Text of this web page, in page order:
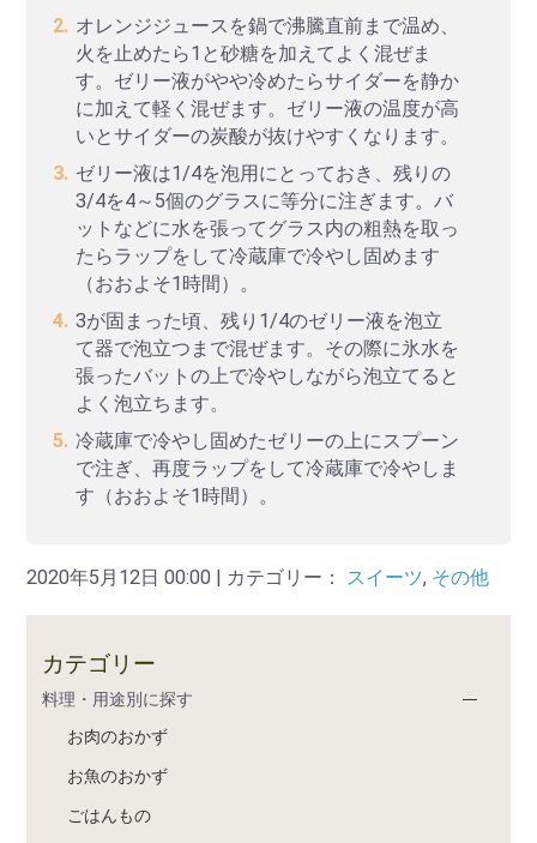
オレンジジュースを鍋で沸騰直前まで温め、
火を止めたら1と砂糖を加えてよく混ぜま
す。ゼリー液がやや冷めたらサイダーを静か
に加えて軽く混ぜます。ゼリー液の温度が高
いとサイダーの炭酸が抜けやすくなります。
ゼリー液は1/4を泡用にとっておき、残りの
3/4を4～5個のグラスに等分に注ぎます。バ
ットなどに水を張ってグラス内の粗熱を取っ
たらラップをして冷蔵庫で冷やし固めます
（おおよそ1時間）。
3が固まった頃、残り1/4のゼリー液を泡立
て器で泡立つまで混ぜます。その際に氷水を
張ったバットの上で冷やしながら泡立てると
よく泡立ちます。
冷蔵庫で冷やし固めたゼリーの上にスプーン
で注ぎ、再度ラップをして冷蔵庫で冷やしま
す（おおよそ1時間）。
2020年5月12日 00:00 | カテゴリー： スイーツ, その他
カテゴリー
料理・用途別に探す
お肉のおかず
お魚のおかず
ごはんもの